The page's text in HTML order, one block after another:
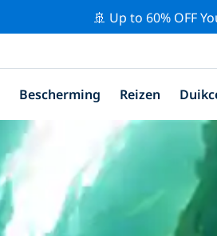
🚢 Up to 60% OFF
Bescherming Reizen